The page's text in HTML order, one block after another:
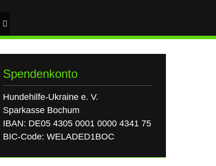
Spendenkonto
Hundehilfe-Ukraine e. V.
Sparkasse Bochum
IBAN: DE05 4305 0001 0000 4341 75
BIC-Code: WELADED1BOC